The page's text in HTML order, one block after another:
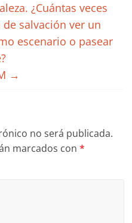
¿Cuántas veces
salvación ver un
escenario o pasear
→
no será publicada.
marcados con*